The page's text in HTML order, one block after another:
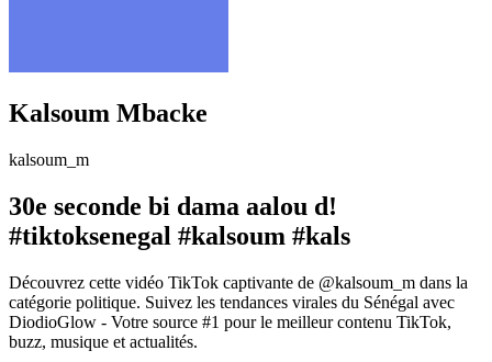
Kalsoum Mbacke
kalsoum_m
30e seconde bi dama aalou d!
#tiktoksenegal #kalsoum #kals
Découvrez cette vidéo TikTok captivante de @kalsoum_m dans la
catégorie politique. Suivez les tendances virales du Sénégal avec
DiodioGlow - Votre source #1 pour le meilleur contenu TikTok,
buzz, musique et actualités.